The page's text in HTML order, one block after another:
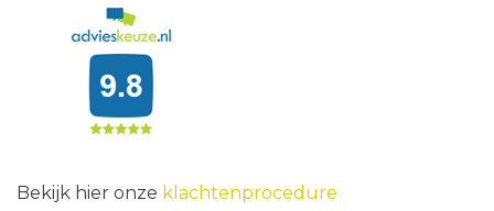
Bekijk hier onze klachtenprocedure